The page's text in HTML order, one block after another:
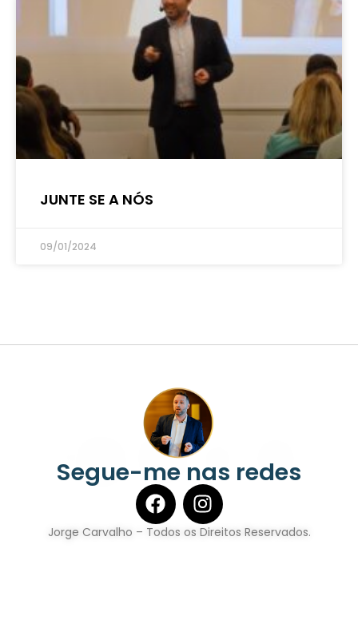
JUNTE SE A NÓS
09/01/2024
Segue-me nas redes
Jorge Carvalho – Todos os Direitos Reservados.